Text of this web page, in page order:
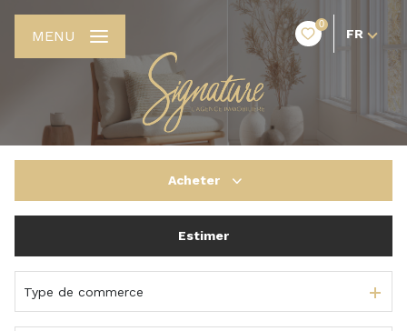
0
FR
MENU
Acheter
De l'immo pro
Estimer
Type de commerce